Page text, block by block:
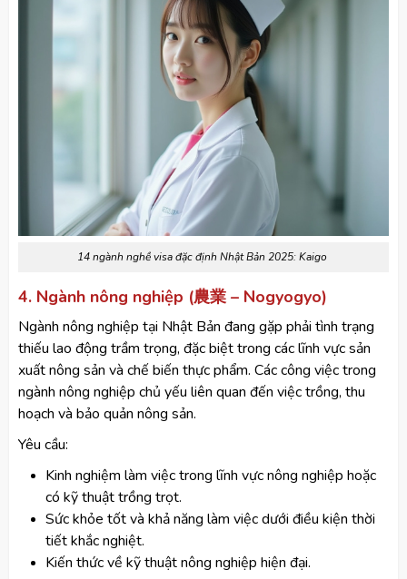
14 ngành nghề visa đặc định Nhật Bản 2025: Kaigo
4. Ngành nông nghiệp (農業 – Nogyogyo)
Ngành nông nghiệp tại Nhật Bản đang gặp phải tình trạng
thiếu lao động trầm trọng, đặc biệt trong các lĩnh vực sản
xuất nông sản và chế biến thực phẩm. Các công việc trong
ngành nông nghiệp chủ yếu liên quan đến việc trồng, thu
hoạch và bảo quản nông sản.
Yêu cầu:
Kinh nghiệm làm việc trong lĩnh vực nông nghiệp hoặc
có kỹ thuật trồng trọt.
Sức khỏe tốt và khả năng làm việc dưới điều kiện thời
tiết khắc nghiệt.
Kiến thức về kỹ thuật nông nghiệp hiện đại.